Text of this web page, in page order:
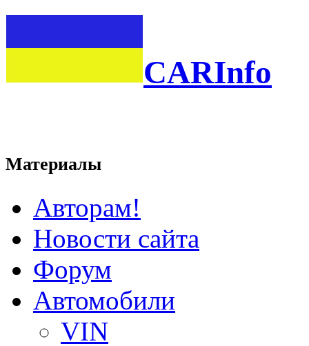
CARInfo
Материалы
Авторам!
Новости сайта
Форум
Автомобили
VIN